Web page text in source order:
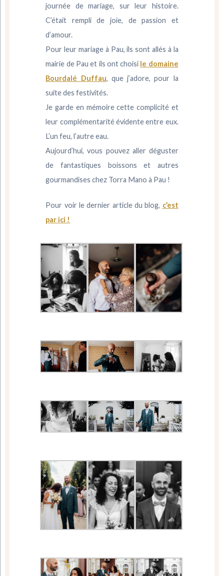
journée de mariage, sur leur histoire.
C’était rempli de joie, de passion et
d’amour.
Pour leur mariage à Pau, ils sont allés à la
mairie de Pau et ils ont choisi le domaine
Bourdalé Duffau, que j’adore, pour la
suite des festivités.
Je garde en mémoire cette complicité et
leur complémentarité évidente entre eux.
L’un feu, l’autre eau.
Aujourd’hui, vous pouvez aller déguster
de fantastiques boissons et autres
gourmandises chez Torra Mano à Pau !
Pour voir le dernier article du blog, c’est
par ici !